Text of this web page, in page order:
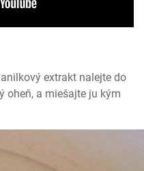
extrakt nalejte do
oheň, a miešajte ju kým